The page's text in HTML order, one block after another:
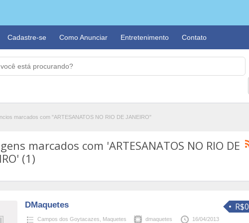
Cadastre-se Como Anunciar Entretenimento Contato
marcados com "ARTESANATOS NO RIO DE JANEIRO"
marcados com 'ARTESANATOS NO RIO DE
(1)
R$0
DMaquetes
Campos dos Goytacazes Maquetes dmaquetes 16/04/2013